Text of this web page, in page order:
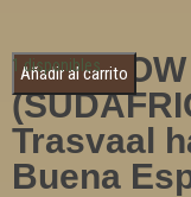
Trasvaal
Buena
1 disponibles
Añadir al carrito